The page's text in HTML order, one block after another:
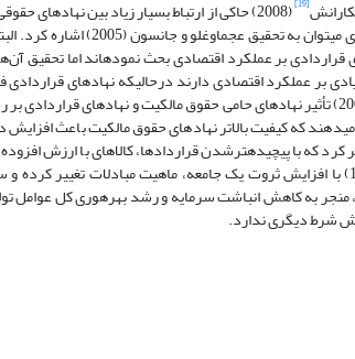
[19] (2008) حاکی از ارتباط بسیار زیاد بین نهادهای
است. از جمله اولین تحقیقات صورت گرفته در خصوص تأثیر نهادهای حقوق مالکیت و
قراردادی بر عملکرد اقتصادی بحث نموده­اند اما تحقیق
نهادهای حامی حقوق مالکیت تأثیر زیادی بر عملکرد اقتصادی دارند در­حالی­که نهادهای
(2007) تأثیر نهادهای حامی حقوق مالکیت و نهادهای قراردادی
(2010) نشان می­دهند که کیفیت بالاتر نهادهای حقوق مالکیت باعث
که با پیچیده­تر­شدن قراردادها، کالاهای با ارزش افزوده
شوند و در نتیجه تعداد مراحل قانونی برای حل و فصل مخاصمات افزایش می­یابد. به نظر نورث (1993) با افزایش ثروت یک جامعه، ماهیت
پایین نهادهای قراردادی، منجر به کاهش انباشت سرمایه و رشد بهره­وری کل
شرط دیگری ندارد.